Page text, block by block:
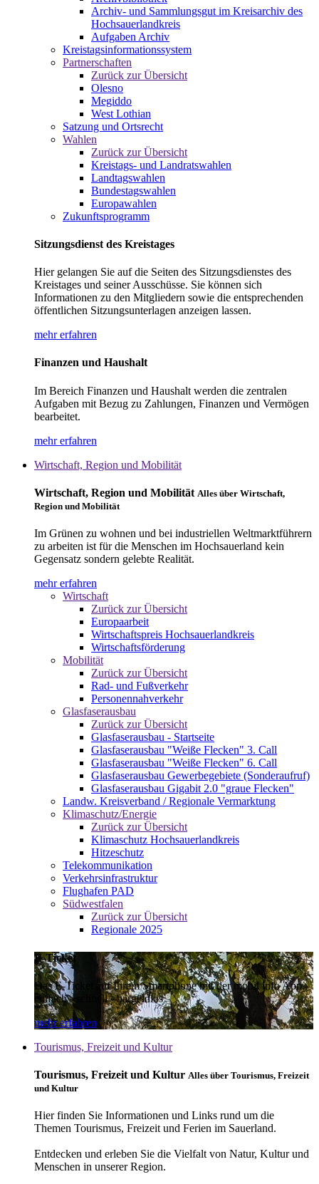
Archiv- und Sammlungsgut im Kreisarchiv des
Hochsauerlandkreis
Aufgaben Archiv
Kreistagsinformationssystem
Partnerschaften
Zurück zur Übersicht
Olesno
Megiddo
West Lothian
Satzung und Ortsrecht
Wahlen
Zurück zur Übersicht
Kreistags- und Landratswahlen
Landtagswahlen
Bundestagswahlen
Europawahlen
Zukunftsprogramm
Sitzungsdienst des Kreistages
Hier gelangen Sie auf die Seiten des Sitzungsdienstes des
Kreistages und seiner Ausschüsse. Sie können sich
Informationen zu den Mitgliedern sowie die entsprechenden
öffentlichen Sitzungsunterlagen anzeigen lassen.
mehr erfahren
Finanzen und Haushalt
Im Bereich Finanzen und Haushalt werden die zentralen
Aufgaben mit Bezug zu Zahlungen, Finanzen und Vermögen
bearbeitet.
mehr erfahren
Wirtschaft, Region und Mobilität
Wirtschaft, Region und Mobilität Alles über Wirtschaft,
Region und Mobilität
Im Grünen zu wohnen und bei industriellen Weltmarktführern
zu arbeiten ist für die Menschen im Hochsauerland kein
Gegensatz sondern gelebte Realität.
mehr erfahren
Wirtschaft
Zurück zur Übersicht
Europaarbeit
Wirtschaftspreis Hochsauerlandkreis
Wirtschaftsförderung
Mobilität
Zurück zur Übersicht
Rad- und Fußverkehr
Personennahverkehr
Glasfaserausbau
Zurück zur Übersicht
Glasfaserausbau - Startseite
Glasfaserausbau "Weiße Flecken" 3. Call
Glasfaserausbau "Weiße Flecken" 6. Call
Glasfaserausbau Gewerbegebiete (Sonderaufruf)
Glasfaserausbau Gigabit 2.0 "graue Flecken"
Landw. Kreisverband / Regionale Vermarktung
Klimaschutz/Energie
Zurück zur Übersicht
Klimaschutz Hochsauerlandkreis
Hitzeschutz
Telekommunikation
Verkehrsinfrastruktur
Flughafen PAD
Südwestfalen
Zurück zur Übersicht
Regionale 2025
E-Ticket
Das E-Ticket auf Ihrem Smartphone mit der mobil info App -
einfach - schnell - bargeldlos
mehr erfahren
Tourismus, Freizeit und Kultur
Tourismus, Freizeit und Kultur Alles über Tourismus, Freizeit
und Kultur
Hier finden Sie Informationen und Links rund um die
Themen Tourismus, Freizeit und Ferien im Sauerland.
Entdecken und erleben Sie die Vielfalt von Natur, Kultur und
Menschen in unserer Region.